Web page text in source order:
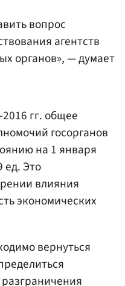
вопрос
агентств
органов», — думает
гг. общее
госорганов
на 1 января
ед. Это
влияния
экономических
вернуться